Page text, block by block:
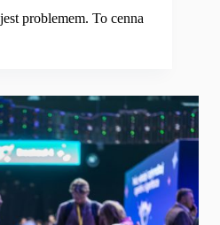
problemem. To cenna